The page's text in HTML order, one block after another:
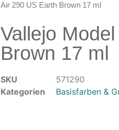
Air 290 US Earth Brown 17 ml
Vallejo
Brown 17 ml
SKU
571290
Kategorien
Basisfarben &